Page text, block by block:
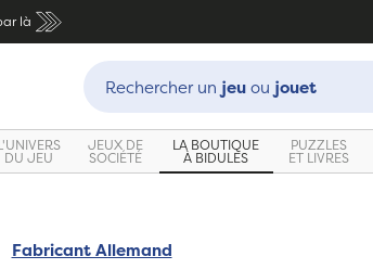
là
Recherche :
Rechercher un jeuou jouet
DU JEU
JEUX DE
SOCIÉTÉ
LA BOUTIQUE
À BIDULES
PUZZLES
ET LIVRES
Fabricant Allemand